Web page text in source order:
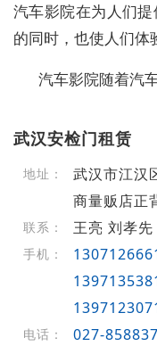
汽车影院在为人们
的同时，也使人们体
汽车影院随着汽
武汉安检门租赁
地址：
武汉市江汉
商量贩店正
联系： 王亮 刘孝先
手机：
电话： 027-